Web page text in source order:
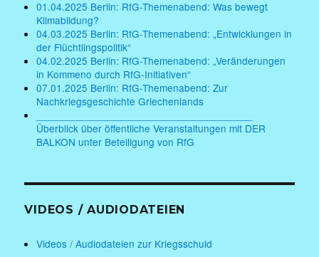
01.04.2025 Berlin: RfG-Themenabend: Was bewegt
Klimabildung?
04.03.2025 Berlin: RfG-Themenabend: „Entwicklungen in
der Flüchtlingspolitik“
04.02.2025 Berlin: RfG-Themenabend: „Veränderungen
in Kommeno durch RfG-Initiativen“
07.01.2025 Berlin: RfG-Themenabend: Zur
Nachkriegsgeschichte Griechenlands
Überblick über öffentliche Veranstaltungen mit DER
BALKON unter Beteiligung von RfG
VIDEOS / AUDIODATEIEN
Videos / Audiodateien zur Kriegsschuld